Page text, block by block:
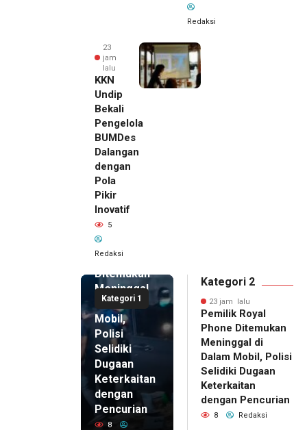
Redaksi
23
jam
lalu
KKN
Undip
Bekali
Pengelola
BUMDes
Dalangan
dengan
Pola
Pikir
Inovatif
5
Redaksi
Kategori 1
23 jam lalu
Pemilik
Royal
Phone
Ditemukan
Meninggal
di Dalam
Mobil,
Polisi
Selidiki
Dugaan
Keterkaitan
dengan
Pencurian
8
Kategori 2
23 jam lalu
Pemilik Royal
Phone Ditemukan
Meninggal di
Dalam Mobil, Polisi
Selidiki Dugaan
Keterkaitan
dengan Pencurian
8 Redaksi